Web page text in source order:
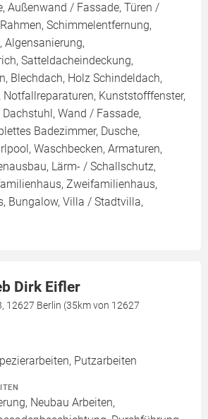
Außenwand / Fassade, Türen /
Schimmelentfernung,
Algensanierung,
Satteldacheindeckung,
Blechdach, Holz Schindeldach,
Notfallreparaturen, Kunststofffenster,
Wand / Fassade,
Badezimmer, Dusche,
Waschbecken, Armaturen,
Lärm- / Schallschutz,
Zweifamilienhaus,
Bungalow, Villa / Stadtvilla,
Dirk Eifler
12627 Berlin (35km von 12627
Putzarbeiten
Neubau Arbeiten,